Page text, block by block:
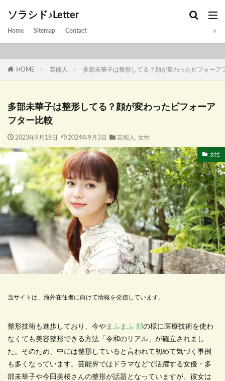
ソラシド♪Letter
Home Sitemap Contact
HOME 芸能人 多部未華子は整形してる？顔が変わったビフォーア
多部未華子は整形してる？顔が変わったビフォーア
フター比較
2023年9月18日 2024年9月3日 芸能人 , 女性
女性
当サイトは、海外在住者に向けて情報を発信しています。
整形技術も進歩しており、今やまふまふ 顔の様に医療技術を使わ
なくても美容整形できる方法「令和のリアル」が確立されまし
た。そのため、中には整形していると言われて初めて気づく事例
も多くなっています。芸能界ではドラマなどで活躍する女優・多
部未華子や今田美桜さんの整形が話題となっていますが、彼女は